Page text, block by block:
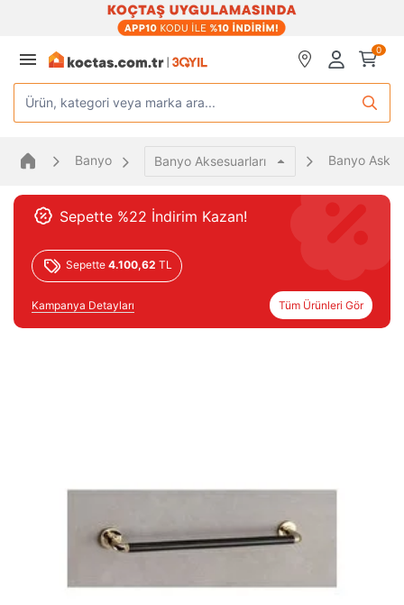
0
Ürün, kategori veya marka ara...
Banyo Banyo Aksesuarları Banyo Askısı
Sepette %22 İndirim Kazan!
Sepette 4.100,62 TL
Kampanya Detayları Tüm Ürünleri Gör